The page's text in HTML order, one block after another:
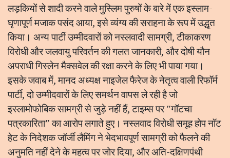
लड़कियों से शादी करने वाले मुस्लिम पुरुषों के बारे में एक इस्लाम-
घृणापूर्ण मजाक पसंद आया, इसे व्यंग्य की सराहना के रूप में उद्धृत
किया। अन्य पार्टी उम्मीदवारों को नस्लवादी सामग्री, टीकाकरण
विरोधी और जलवायु परिवर्तन की गलत जानकारी, और दोषी यौन
अपराधी गिस्लेन मैक्सवेल की रक्षा करने के लिए भी पाया गया।
इसके जवाब में, मानद अध्यक्ष नाइजेल फैरेज के नेतृत्व वाली रिफॉर्म
पार्टी, दो उम्मीदवारों के लिए समर्थन वापस ले रही है जो
इस्लामोफोबिक सामग्री से जुड़े नहीं हैं, टाइम्स पर "गॉटचा
पत्रकारिता" का आरोप लगाते हुए। नस्लवाद विरोधी समूह होप नॉट
हेट के निदेशक जॉर्जी लैमिंग ने भेदभावपूर्ण सामग्री को फैलने की
अनुमति नहीं देने के महत्व पर जोर दिया, और अति-दक्षिणपंथी